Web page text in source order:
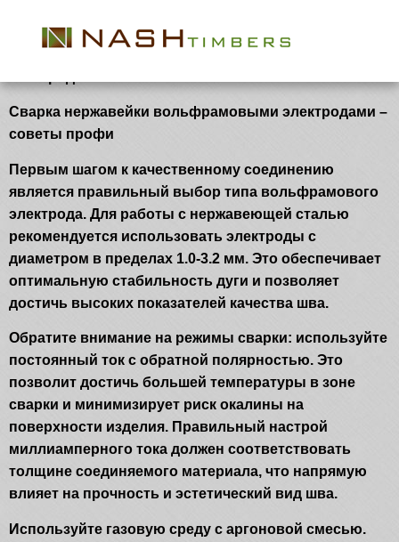
Сварка нержавейки вольфрамовыми электродами –
советы профи
Первым шагом к качественному соединению
является правильный выбор типа вольфрамового
электрода. Для работы с нержавеющей сталью
рекомендуется использовать электроды с
диаметром в пределах 1.0-3.2 мм. Это обеспечивает
оптимальную стабильность дуги и позволяет
достичь высоких показателей качества шва.
Обратите внимание на режимы сварки: используйте
постоянный ток с обратной полярностью. Это
позволит достичь большей температуры в зоне
сварки и минимизирует риск окалины на
поверхности изделия. Правильный настрой
миллиамперного тока должен соответствовать
толщине соединяемого материала, что напрямую
влияет на прочность и эстетический вид шва.
Используйте газовую среду с аргоновой смесью.